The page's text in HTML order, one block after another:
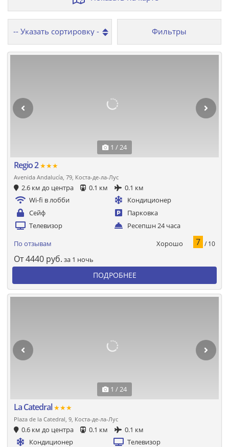
Фильтры
1 / 24
Regio 2★★★
Avenida Andalucía, 79, Коста-де-ла-Лус
2.6 км до центра 0.1 км
0.1 км
Wi-fi в лобби
Кондиционер
Сейф
Парковка
Телевизор
Ресепшн 24 часа
По отзывам Хорошо 7 / 10
От4440 руб. за 1 ночь
ПОДРОБНЕЕ
1 / 24
La Catedral★★★
Plaza de la Catedral, 9, Коста-де-ла-Лус
0.6 км до центра 0.1 км
0.1 км
Кондиционер
Телевизор